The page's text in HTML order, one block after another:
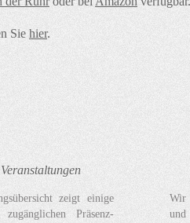
Sie hier.
zeigt einige
Präsenz-
Wir
und